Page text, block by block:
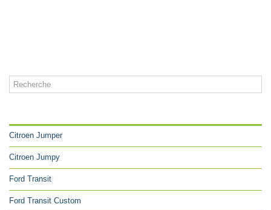
Citroen Jumper
Citroen Jumpy
Ford Transit
Ford Transit Custom